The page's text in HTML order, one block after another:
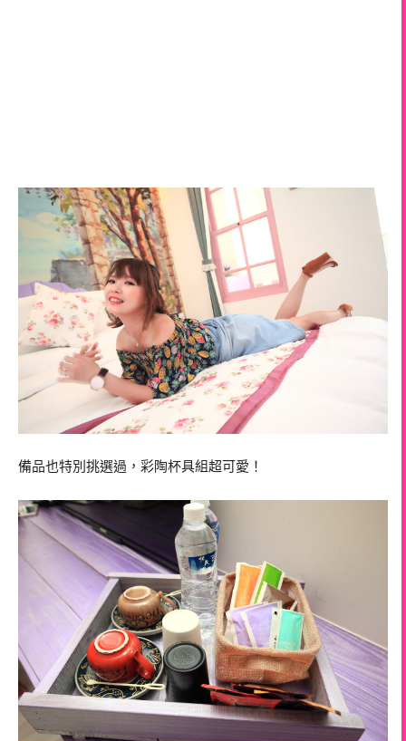
備品也特別挑選過，彩陶杯具組超可愛！